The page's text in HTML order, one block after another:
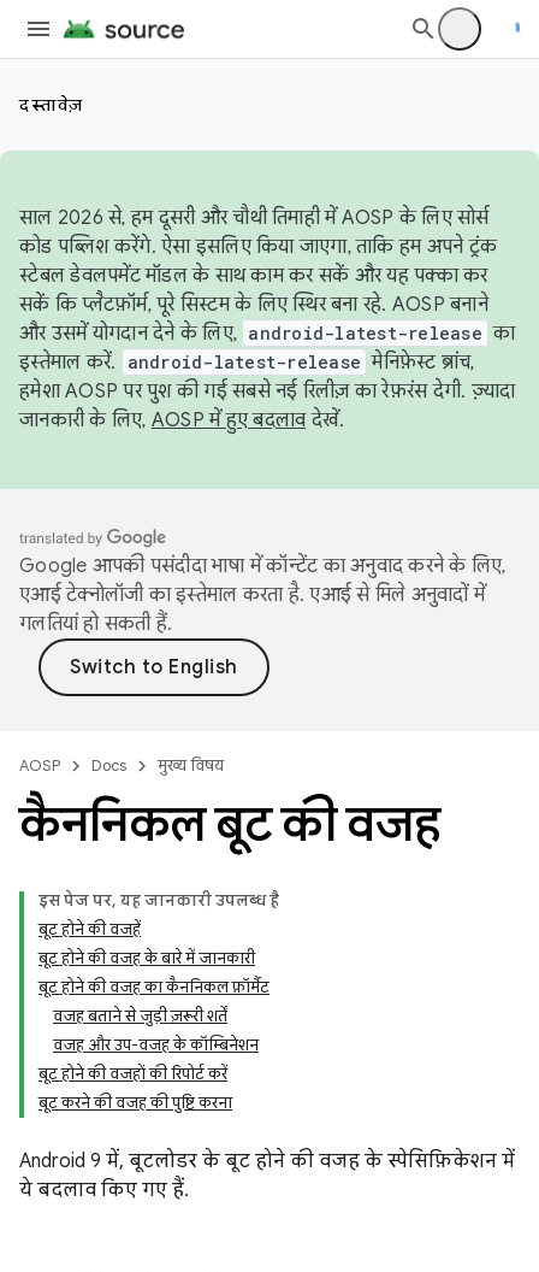
दस्तावेज़
साल 2026 से, हम दूसरी और चौथी तिमाही में AOSP के लिए सोर्स
कोड पब्लिश करेंगे. ऐसा इसलिए किया जाएगा, ताकि हम अपने ट्रंक
स्टेबल डेवलपमेंट मॉडल के साथ काम कर सकें और यह पक्का कर
सकें कि प्लैटफ़ॉर्म, पूरे सिस्टम के लिए स्थिर बना रहे. AOSP बनाने
और उसमें योगदान देने के लिए, android-latest-release का
इस्तेमाल करें.
android-latest-release मेनिफ़ेस्ट ब्रांच,
हमेशा AOSP पर पुश की गई सबसे नई रिलीज़ का रेफ़रंस देगी. ज़्यादा
जानकारी के लिए, AOSP में हुए बदलावदेखें.
Google आपकी पसंदीदा भाषा में कॉन्टेंट का अनुवाद करने के लिए,
एआई टेक्नोलॉजी का इस्तेमाल करता है. एआई से मिले अनुवादों में
गलतियां हो सकती हैं.
AOSP Docs मुख्य विषय
कैननिकल बूट की वजह
इस पेज पर, यह जानकारी उपलब्ध है
बूट होने की वजहें
बूट होने की वजह के बारे में जानकारी
बूट होने की वजह का कैननिकल फ़ॉर्मैट
वजह बताने से जुड़ी ज़रूरी शर्तें
वजह और उप-वजह के कॉम्बिनेशन
बूट होने की वजहों की रिपोर्ट करें
बूट करने की वजह की पुष्टि करना
Android 9 में, बूटलोडर के बूट होने की वजह के स्पेसिफ़िकेशन में
ये बदलाव किए गए हैं.